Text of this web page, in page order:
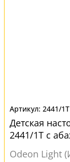
2441/1T
Детская
2441/1T с
Odeon Light